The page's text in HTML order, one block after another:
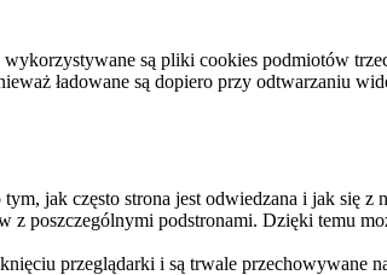
są pliki cookies podmiotów
ładowane są dopiero przy odtwarzaniu
jak często strona jest odwiedzana i jak się
poszczególnymi podstronami. Dzięki temu
przeglądarki i są trwale przechowywane